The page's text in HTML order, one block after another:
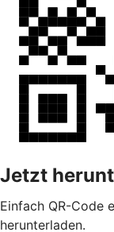
Jetzt
Einfach QR-Code
herunterladen.